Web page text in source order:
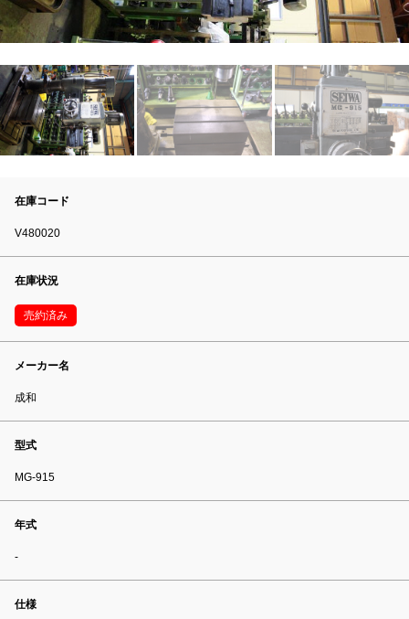
在庫コード
V480020
在庫状況
売約済み
メーカー名
成和
型式
MG-915
年式
-
仕様